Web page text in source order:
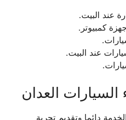
عند البيت.
كمبيوتر.
عند البيت.
العدان
دائما وتقديم تجربة